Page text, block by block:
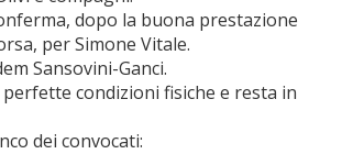
dopo la buona prestazione
per Simone Vitale.
Sansovini-Ganci.
condizioni fisiche e resta in
dei convocati: